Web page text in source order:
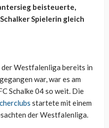
beisteuerte,
Spielerin gleich
der Westfalenliga bereits in
war, war es am
Schalke 04 so weit. Die
startete mit einem
der Westfalenliga.